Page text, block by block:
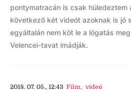
pontymatracán is csak hüledeztem
következő két videót azoknak is jó
egyáltalán nem köt le a lógatás
Velencei-tavat imádják.
2018. 07. 05., 12:43 Film, videó